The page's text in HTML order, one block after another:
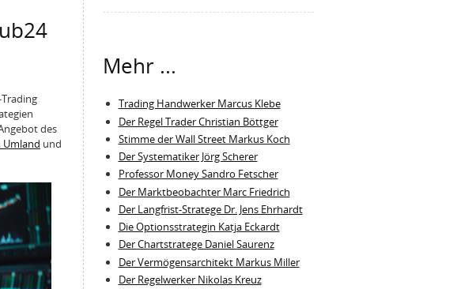
des
Umland und
Mehr ...
Trading Handwerker Marcus Klebe
Der Regel Trader Christian Böttger
Stimme der Wall Street Markus Koch
Der Systematiker Jörg Scherer
Professor Money Sandro Fetscher
Der Marktbeobachter Marc Friedrich
Der Langfrist-Stratege Dr. Jens Ehrhardt
Die Optionsstrategin Katja Eckardt
Der Chartstratege Daniel Saurenz
Der Vermögensarchitekt Markus Miller
Der Regelwerker Nikolas Kreuz